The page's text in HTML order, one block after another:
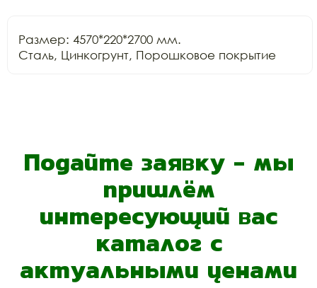
Размер: 4570*220*2700 мм.
Сталь, Цинкогрунт, Порошковое покрытие
Подайте заявку - мы
пришлём
интересующий вас
каталог с
актуальными ценами